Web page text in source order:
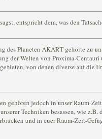
entspricht dem, was den
des Planeten AKART gehörte zu
der Welten von Proxima-Centauri
von denen diverse auf die
gehören jedoch in unser Raum-
Techniken besassen, wie z.B.
und in euer Raum-Zeit-